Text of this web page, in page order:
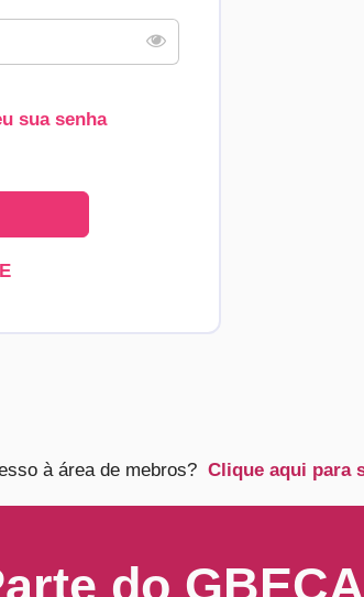
sua senha
à área de mebros? Clique aqui para
do